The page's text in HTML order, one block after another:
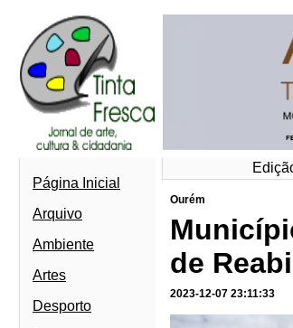
Página Inicial
Arquivo
Ambiente
Artes
Desporto
Ourém
de
2023-12-07 23:11:33